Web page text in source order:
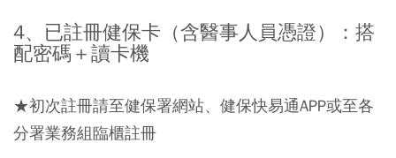
4、已註冊健保卡（含醫事人員憑證）：搭
配密碼＋讀卡機
★初次註冊請至健保署網站、健保快易通APP或至各
分署業務組臨櫃註冊